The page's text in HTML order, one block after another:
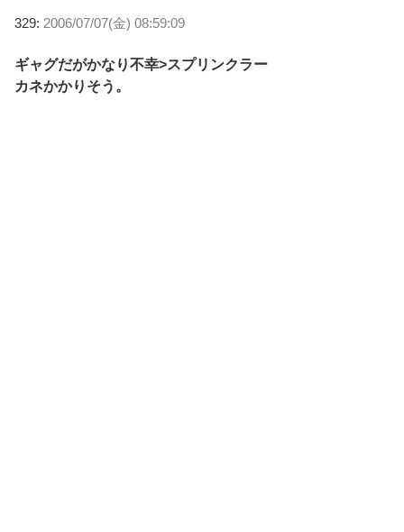
329: 2006/07/07(金) 08:59:09
ギャグだがかなり不幸>スプリンクラー
カネかかりそう。